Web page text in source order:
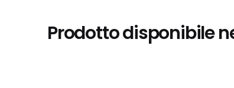
Prodotto disponibile